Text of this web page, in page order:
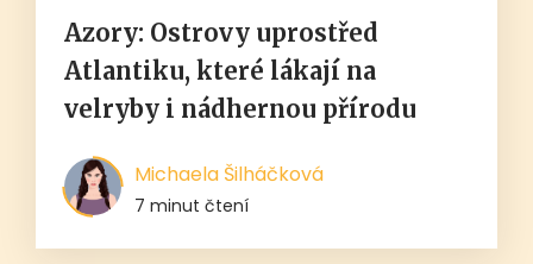
Azory: Ostrovy uprostřed
Atlantiku, které lákají na
velryby i nádhernou přírodu
Michaela Šilháčková
7 minut čtení